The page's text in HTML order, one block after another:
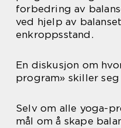
forbedring av
ved hjelp av
enkroppsstand.
En diskusjon om
program» skiller
Selv om alle yoga-
mål om å skape